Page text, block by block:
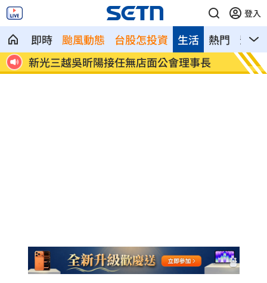
登入
即時 颱風動態 台股怎投資 熱門 影音
生活
宜
新光三越吳昕陽接任無店面公會理事長 白海